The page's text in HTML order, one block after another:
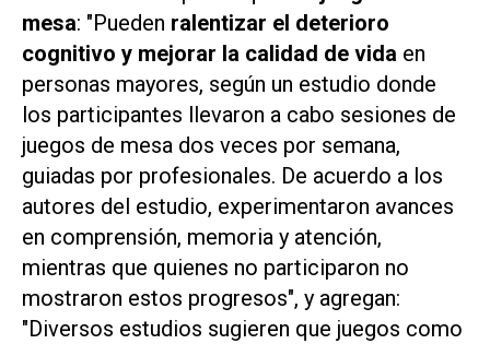
mesa: "Pueden ralentizar el deterioro
cognitivo y mejorar la calidad de vida en
personas mayores, según un estudio donde
los participantes llevaron a cabo sesiones de
juegos de mesa dos veces por semana,
guiadas por profesionales. De acuerdo a los
autores del estudio, experimentaron avances
en comprensión, memoria y atención,
mientras que quienes no participaron no
mostraron estos progresos", y agregan:
"Diversos estudios sugieren que juegos como